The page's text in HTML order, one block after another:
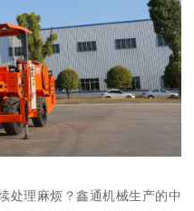
处理麻烦？鑫通机械生产的中